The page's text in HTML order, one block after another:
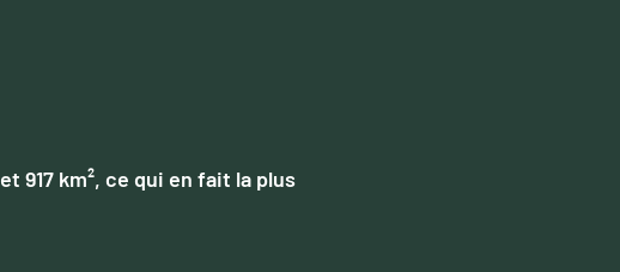
917 km², ce qui en fait la plus